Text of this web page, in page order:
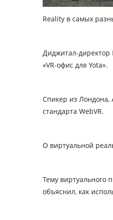
Reality в самых
Диджитал-директор
«VR-офис для Yota».
Спикер из Лондона,
стандарта WebVR.
О виртуальной
Тему виртуального
объяснил, как